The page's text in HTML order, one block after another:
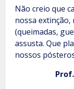
Não creio que
nossa extinção,
(queimadas,
assusta. Que
nossos